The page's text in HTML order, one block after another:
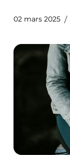
02 mars 2025